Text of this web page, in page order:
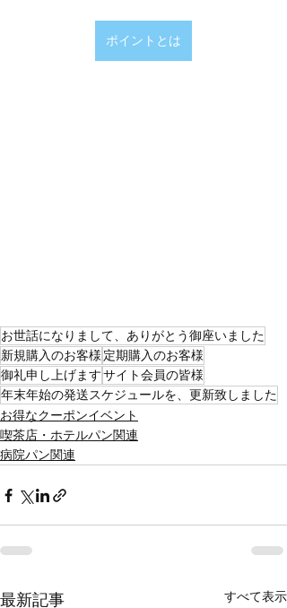
ポイントとは
お世話になりまして、ありがとう御座いました
新規購入のお客様 定期購入のお客様
御礼申し上げますサイト会員の皆様
年末年始の発送スケジュールを、更新致しました
お得なクーポンイベント
喫茶店・ホテルパン関連
病院パン関連
最新記事 すべて表示